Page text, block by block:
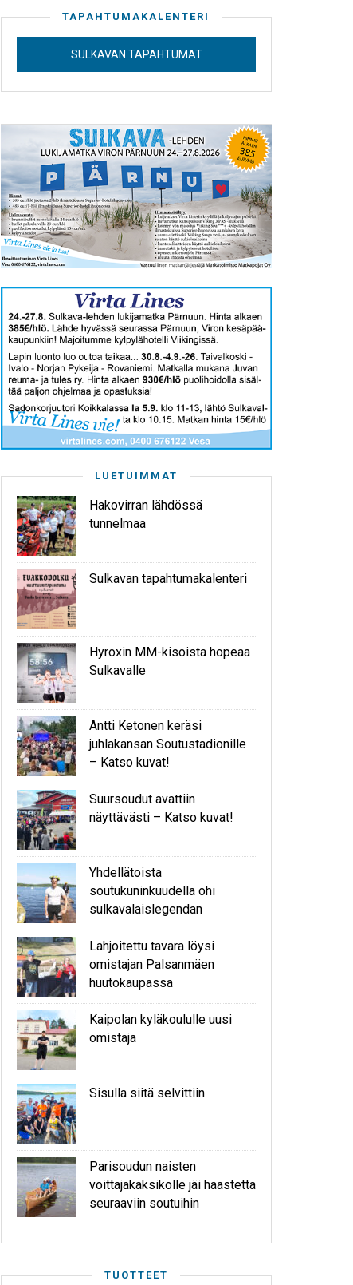
TAPAHTUMAKALENTERI
SULKAVAN TAPAHTUMAT
LUETUIMMAT
Hakovirran lähdössä
tunnelmaa
Sulkavan tapahtumakalenteri
Hyroxin MM-kisoista hopeaa
Sulkavalle
Antti Ketonen keräsi
juhlakansan Soutustadionille
– Katso kuvat!
Suursoudut avattiin
näyttävästi – Katso kuvat!
Yhdellätoista
soutukuninkuudella ohi
sulkavalaislegendan
Lahjoitettu tavara löysi
omistajan Palsanmäen
huutokaupassa
Kaipolan kyläkoululle uusi
omistaja
Sisulla siitä selvittiin
Parisoudun naisten
voittajakaksikolle jäi haastetta
seuraaviin soutuihin
TUOTTEET